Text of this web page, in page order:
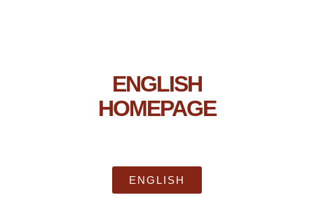
ENGLISH
HOMEPAGE
ENGLISH